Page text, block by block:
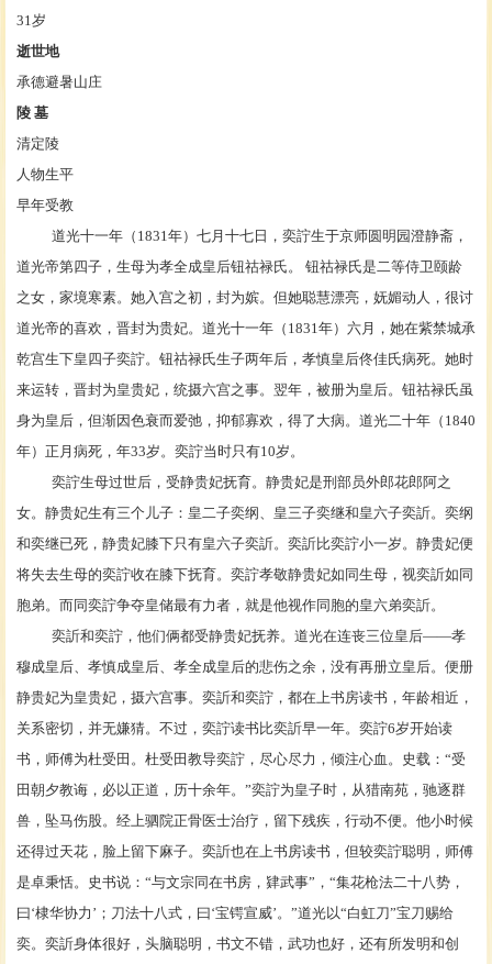
31岁
逝世地
承德避暑山庄
陵 墓
清定陵
人物生平
早年受教
道光十一年（1831年）七月十七日，奕詝生于京师圆明园澄静斋，
道光帝第四子，生母为孝全成皇后钮祜禄氏。 钮祜禄氏是二等侍卫颐龄
之女，家境寒素。她入宫之初，封为嫔。但她聪慧漂亮，妩媚动人，很讨
道光帝的喜欢，晋封为贵妃。道光十一年（1831年）六月，她在紫禁城承
乾宫生下皇四子奕詝。钮祜禄氏生子两年后，孝慎皇后佟佳氏病死。她时
来运转，晋封为皇贵妃 ，统摄六宫之事。翌年，被册为皇后。钮祜禄氏虽
身为皇后，但渐因色衰而爱弛，抑郁寡欢，得了大病。道光二十年（1840
年）正月病死，年33岁。奕詝当时只有10岁。
奕詝生母过世后，受静贵妃抚育。静贵妃是刑部员外郎花郎阿之
女。静贵妃生有三个儿子：皇二子奕纲、皇三子奕继和皇六子奕訢。奕纲
和奕继已死，静贵妃膝下只有皇六子奕訢。奕訢比奕詝小一岁。静贵妃便
将失去生母的奕詝收在膝下抚育。奕詝孝敬静贵妃如同生母，视奕訢如同
胞弟。而同奕詝争夺皇储最有力者，就是他视作同胞的皇六弟奕訢。
奕訢和奕詝，他们俩都受静贵妃抚养。道光在连丧三位皇后——孝
穆成皇后、 孝慎成皇后、孝全成皇后的悲伤之余，没有再册立皇后。便册
静贵妃为皇贵妃，摄六宫事。奕訢和奕詝，都在上书房读书，年龄相近，
关系密切，并无嫌猜。不过，奕詝读书比奕訢早一年。奕詝6岁开始读
书，师傅为杜受田 。杜受田教导奕詝，尽心尽力，倾注心血。史载：“受
田朝夕教诲，必以正道，历十余年。”奕詝为皇子时，从猎南苑，驰逐群
兽，坠马伤股。经上驷院正骨医士治疗，留下残疾，行动不便。他小时候
还得过天花，脸上留下麻子。奕訢也在上书房读书，但较奕詝聪明，师傅
是卓秉恬。史书说：“与文宗同在书房，肄武事”，“集花枪法二十八势，
曰‘棣华协力’；刀法十八式，曰‘宝锷宣威’。”道光以“白虹刀”宝刀赐给
奕。奕訢身体很好，头脑聪明，书文不错，武功也好，还有所发明和创